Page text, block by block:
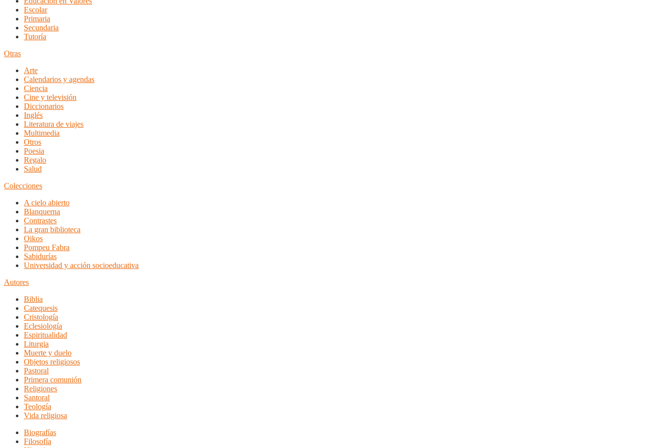
Escolar
Primaria
Secundaria
Tutoría
Otras
Arte
Calendarios y agendas
Ciencia
Cine y televisión
Diccionarios
Inglés
Literatura de viajes
Multimedia
Otros
Poesia
Regalo
Salud
Colecciones
A cielo abierto
Blanquerna
Contrastes
La gran biblioteca
Oikos
Pompeu Fabra
Sabidurías
Universidad y acción socioeducativa
Autores
Biblia
Catequesis
Cristología
Eclesiología
Espiritualidad
Liturgia
Muerte y duelo
Objetos religiosos
Pastoral
Primera comunión
Religiones
Santoral
Teología
Vida religiosa
Biografías
Filosofía